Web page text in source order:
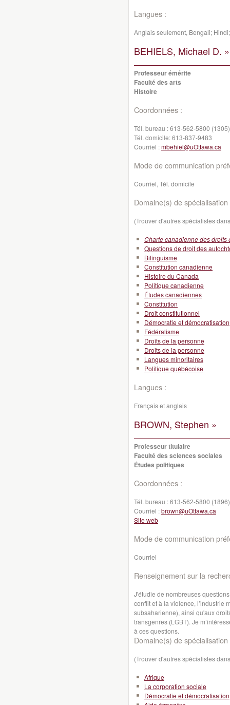
Langues :
Anglais seulement, Bengali;
BEHIELS, Michael D. »
Professeur émérite
Faculté des arts
Histoire
Coordonnées :
Tél. bureau :613-562-5800 (1305)
Tél. domicile:613-837-9483
Courriel :mbehiel@uOttawa.ca
Mode de communication
Courriel, Tél. domicile
Domaine(s) de spécialisation
(Trouver d'autres spécialistes
Charte canadienne des droits
Questions de droit des
Bilinguisme
Constitution canadienne
Histoire du Canada
Politique canadienne
Études canadiennes
Constitution
Droit constitutionnel
Démocratie et démocratisation
Fédéralisme
Droits de la personne
Droits de la personne
Langues minoritaires
Politique québécoise
Langues :
Français et anglais
BROWN, Stephen »
Professeur titulaire
Faculté des sciences sociales
Études politiques
Coordonnées :
Tél. bureau :613-562-5800 (1896)
Courriel :brown@uOttawa.ca
Site web
Mode de communication
Courriel
Renseignement sur la
J'étudie de nombreuses
conflit et à la violence, l’industrie
subsaharienne), ainsi qu'aux
transgenres (LGBT). Je
à ces questions.
Domaine(s) de spécialisation
(Trouver d'autres spécialistes
Afrique
La corporation sociale
Démocratie et démocratisation